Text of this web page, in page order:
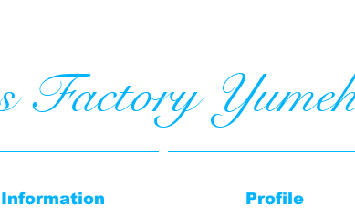
Information Profile
Factory